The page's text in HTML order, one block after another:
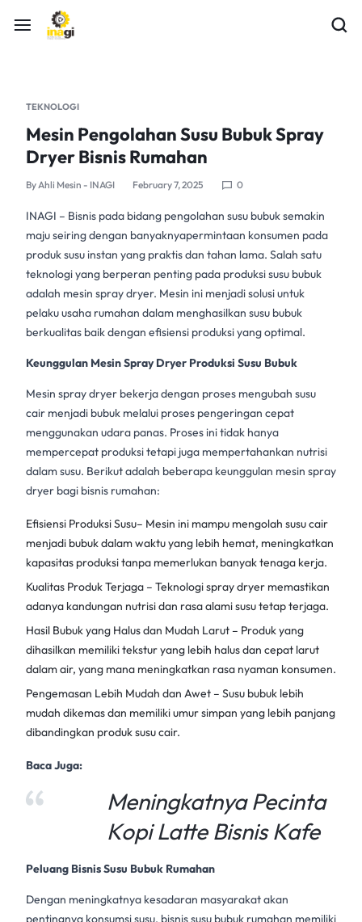
TEKNOLOGI
Mesin Pengolahan Susu Bubuk Spray
Dryer Bisnis Rumahan
ByAhli Mesin - INAGI February 7, 2025 0
INAGI – Bisnis pada bidang pengolahan susu bubuksemakin
maju seiring dengan banyaknyapermintaan konsumen pada
produksusu instan yang praktis dan tahan lama. Salah satu
teknologi yang berperan penting pada produksisusu bubuk
adalah mesin spray dryer. Mesin ini menjadi solusi untuk
pelaku usaha rumahan dalam menghasilkan susu bubuk
berkualitas baik dengan efisiensi produksi yang optimal.
Keunggulan Mesin Spray Dryer Produksi Susu Bubuk
Mesin spray dryer bekerja dengan proses mengubah susu
cair menjadi bubuk melalui proses pengeringan cepat
menggunakan udara panas. Proses ini tidak hanya
mempercepat produksi tetapi juga mempertahankan nutrisi
dalam susu. Berikut adalah beberapa keunggulan mesin spray
dryer bagi bisnis rumahan:
Efisiensi Produksi Susu– Mesin ini mampu mengolah susu cair
menjadi bubuk dalam waktu yang lebih hemat, meningkatkan
kapasitas produksi tanpa memerlukan banyak tenaga kerja.
Kualitas Produk Terjaga – Teknologispray dryer memastikan
adanya kandungan nutrisi dan rasa alami susu tetap terjaga.
Hasil Bubuk yang Halus dan Mudah Larut – Produk yang
dihasilkan memiliki tekstur yang lebih halus dan cepat larut
dalam air, yang mana meningkatkan rasa nyaman konsumen.
Pengemasan Lebih Mudah dan Awet – Susu bubuk lebih
mudah dikemas dan memiliki umur simpan yang lebih panjang
dibandingkan produk susu cair.
Baca Juga:
Meningkatnya Pecinta
Kopi Latte Bisnis Kafe
Peluang Bisnis Susu Bubuk Rumahan
Dengan meningkatnya kesadaran masyarakat akan
pentingnya konsumsi susu, bisnissusu bubuk rumahan memiliki